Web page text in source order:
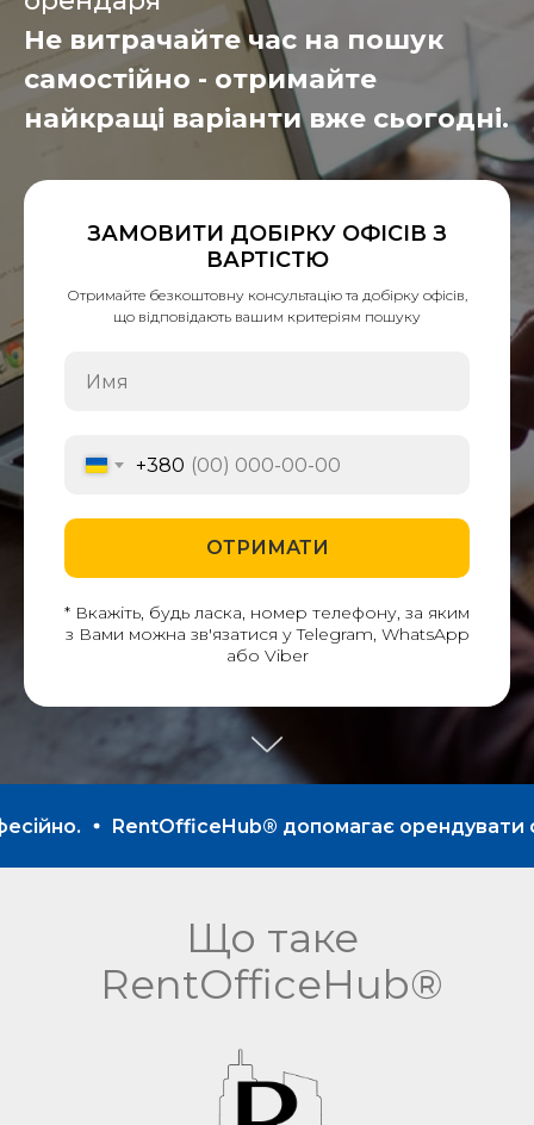
Не витрачайте час на пошук
самостійно - отримайте
найкращі варіанти вже сьогодні.
ЗАМОВИТИ ДОБІРКУ ОФІСІВ З
ВАРТІСТЮ
Отримайте безкоштовну консультацію та добірку офісів,
що відповідають вашим критеріям пошуку
+380
ОТРИМАТИ
* Вкажіть, будь ласка, номер телефону, за яким
з Вами можна зв'язатися у Telegram, WhatsApp
або Viber
RentOfficeHub® допомагає орендувати
Що таке
RentOfficeHub®